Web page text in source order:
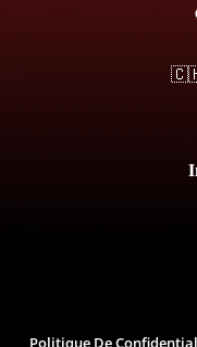
🇨🇭
Politique De